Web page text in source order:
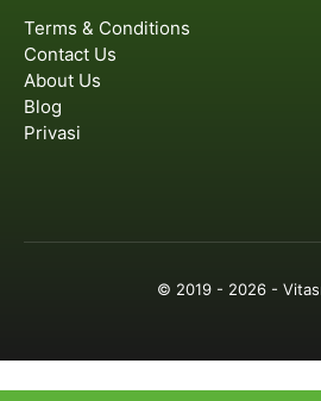
Terms & Conditions
Contact Us
About Us
Blog
Privasi
© 2019 - 2026 -